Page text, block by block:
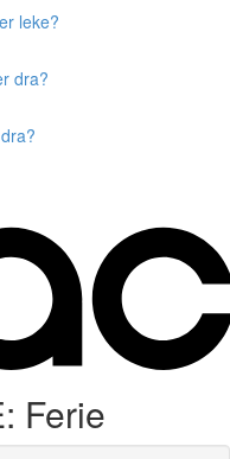
leke?
dra?
Ferie